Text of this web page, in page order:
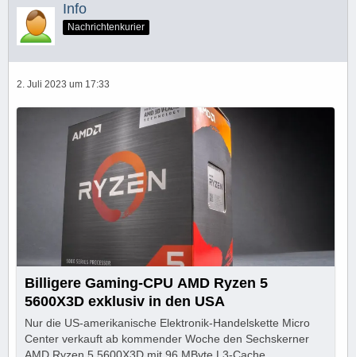
Info
Nachrichtenkurier
2. Juli 2023 um 17:33
Billigere Gaming-CPU AMD Ryzen 5
5600X3D exklusiv in den USA
Nur die US-amerikanische Elektronik-Handelskette Micro
Center verkauft ab kommender Woche den Sechskerner
AMD Ryzen 5 5600X3D mit 96 MByte L3-Cache.